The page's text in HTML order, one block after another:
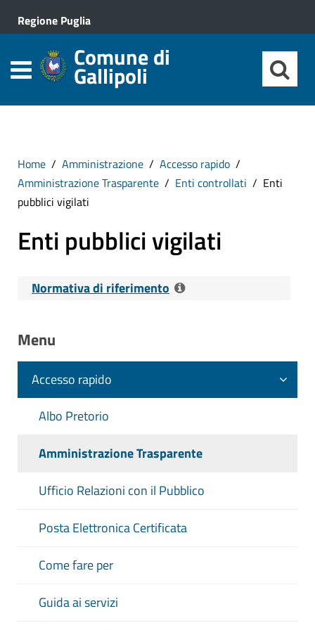
Regione Puglia
Comune di
Gallipoli
Home Amministrazione
Accesso rapido
Amministrazione Trasparente
Enti controllati
Enti
pubblici vigilati
Enti pubblici vigilati
Normativa di riferimento
cause di inconferibilità o
incompatibilità
c. 1 lett. a), c. 2, c. 3 - Obblighi di
pubblici vigilati, e agli enti di diritto
alle partecipazioni in società di diritto
Contenuti dell'obbligo
Elenco degli enti pubblici, comunque
Menu
Accesso rapido
Albo Pretorio
Amministrazione Trasparente
Ufficio Relazioni con il Pubblico
Posta Elettronica Certificata
Come fare per
Guida ai servizi